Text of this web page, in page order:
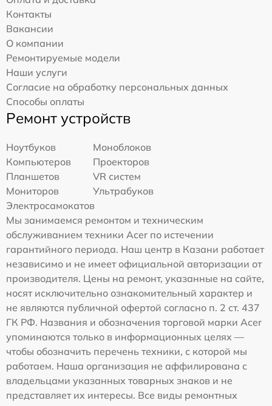
Контакты
Вакансии
О компании
Ремонтируемые модели
Наши услуги
Согласие на обработку персональных данных
Способы оплаты
Ремонт устройств
Ноутбуков
Моноблоков
Компьютеров
Проекторов
Планшетов
VR систем
Мониторов
Ультрабуков
Электросамокатов
Мы занимаемся ремонтом и техническим
обслуживанием техники Acer по истечении
гарантийного периода. Наш центр в Казани работает
независимо и не имеет официальной авторизации от
производителя. Цены на ремонт, указанные на сайте,
носят исключительно ознакомительный характер и
не являются публичной офертой согласно п. 2 ст. 437
ГК РФ. Названия и обозначения торговой марки Acer
упоминаются только в информационных целях —
чтобы обозначить перечень техники, с которой мы
работаем. Наша организация не аффилирована с
владельцами указанных товарных знаков и не
представляет их интересы. Все виды ремонтных